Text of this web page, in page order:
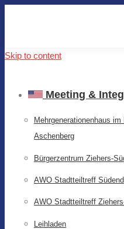
Skip to content
Meeting &
Mehrgenerationenhaus im
Aschenberg
Bürgerzentrum Ziehers-
AWO Stadtteiltreff Südend
AWO Stadtteiltreff
Leihladen